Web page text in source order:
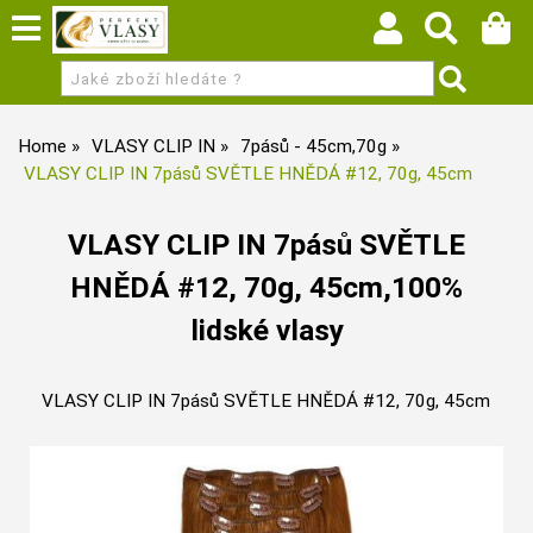
Home VLASY CLIP IN
7pásů - 45cm,70g
VLASY CLIP IN 7pásů SVĚTLE HNĚDÁ #12, 70g, 45cm
VLASY CLIP IN 7pásů SVĚTLE
HNĚDÁ #12, 70g, 45cm,100%
lidské vlasy
VLASY CLIP IN 7pásů SVĚTLE HNĚDÁ #12, 70g, 45cm